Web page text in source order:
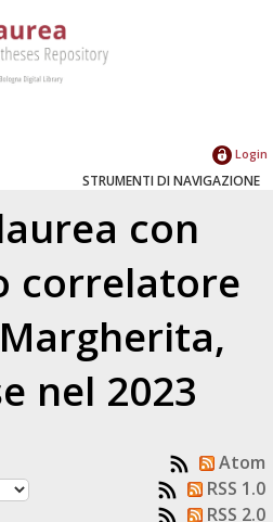
Login
STRUMENTI DI NAVIGAZIONE
con
correlatore
,
nel 2023
Atom
RSS 1.0
RSS 2.0